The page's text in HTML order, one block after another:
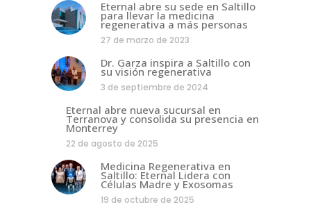
Eternal abre su sede en Saltillo
para llevar la medicina
regenerativa a más personas
27 de marzo de 2023
Dr. Garza inspira a Saltillo con
su visión regenerativa
3 de septiembre de 2024
Eternal abre nueva sucursal en
Terranova y consolida su presencia en
Monterrey
22 de agosto de 2025
Medicina Regenerativa en
Saltillo: Eternal Lidera con
Células Madre y Exosomas
19 de octubre de 2025